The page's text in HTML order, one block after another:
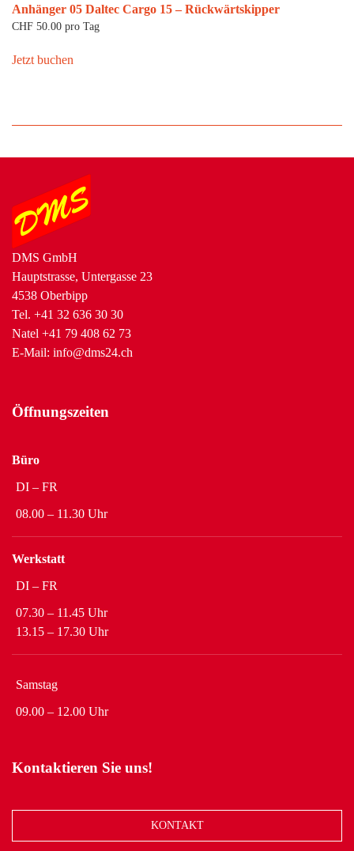
Anhänger 05 Daltec Cargo 15 – Rückwärtskipper
CHF 50.00 pro Tag
Jetzt buchen
DMS GmbH
Hauptstrasse, Untergasse 23
4538 Oberbipp
Tel. +41 32 636 30 30
Natel +41 79 408 62 73
E-Mail: info@dms24.ch
Öffnungszeiten
Büro
DI – FR
08.00 – 11.30 Uhr
Werkstatt
DI – FR
07.30 – 11.45 Uhr
13.15 – 17.30 Uhr
Samstag
09.00 – 12.00 Uhr
Kontaktieren Sie uns!
KONTAKT